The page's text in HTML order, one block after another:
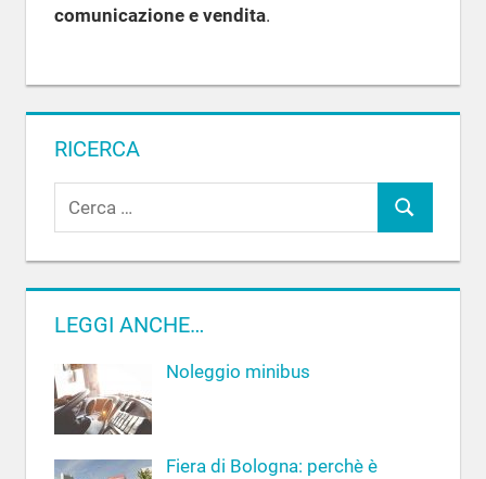
comunicazione e vendita.
RICERCA
c
a
p
e
r
r
LEGGI ANCHE…
Noleggio minibus
Fiera di Bologna: perchè è